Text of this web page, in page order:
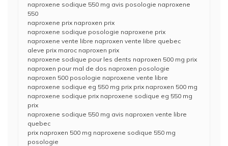
naproxene sodique 550 mg avis posologie naproxene
550
naproxene prix naproxen prix
naproxene sodique posologie naproxene prix
naproxene vente libre naproxen vente libre quebec
aleve prix maroc naproxen prix
naproxene sodique pour les dents naproxen 500 mg prix
naproxen pour mal de dos naproxen posologie
naproxen 500 posologie naproxene vente libre
naproxene sodique eg 550 mg prix prix naproxen 500 mg
naproxene sodique prix naproxene sodique eg 550 mg
prix
naproxene sodique 550 mg avis naproxen vente libre
quebec
prix naproxen 500 mg naproxene sodique 550 mg
posologie